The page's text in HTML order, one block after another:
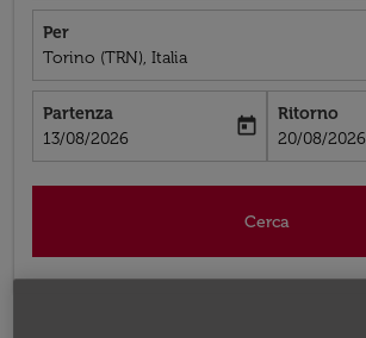
Per
Torino (TRN), Italia
Partenza
fc-booking-departure-date-aria-label
13/08/2026
today
Ritorno
fc-
20/08/2026
Cerca